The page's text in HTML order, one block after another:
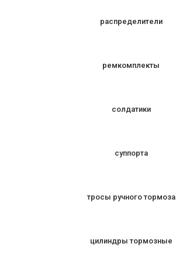
распределители
ремкомплекты
солдатики
суппорта
тросы ручного тормоза
цилиндры тормозные